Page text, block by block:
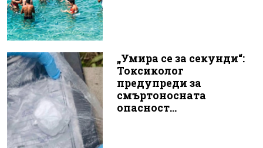
„Умира се за секунди“:
Токсиколог
предупреди за
смъртоносната
опасност...